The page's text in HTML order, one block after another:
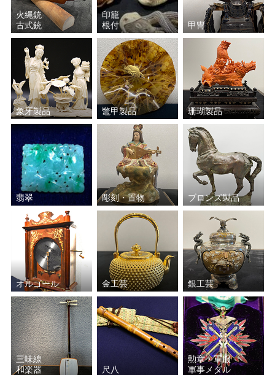
火縄銃
古式銃
印籠
根付
甲冑
象牙製品 鼈甲製品 珊瑚製品
翡翠 彫刻・置物 ブロンズ製品
オルゴール 金工芸 銀工芸
三味線
和楽器
尺八
勲章・軍服
軍事メダル